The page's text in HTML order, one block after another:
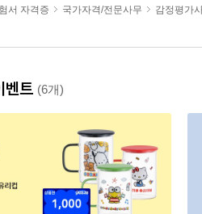
서 자격증 국가자격/전문사무 감정평가
벤트 (6개)